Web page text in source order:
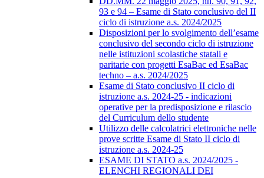
93 e 94 – Esame di Stato conclusivo del II
ciclo di istruzione a.s. 2024/2025
Disposizioni per lo svolgimento dell’esame
conclusivo del secondo ciclo di istruzione
nelle istituzioni scolastiche statali e
paritarie con progetti EsaBac ed EsaBac
techno – a.s. 2024/2025
Esame di Stato conclusivo II ciclo di
istruzione a.s. 2024-25 - indicazioni
operative per la predisposizione e rilascio
del Curriculum dello studente
Utilizzo delle calcolatrici elettroniche nelle
prove scritte Esame di Stato II ciclo di
istruzione a.s. 2024-25
ESAME DI STATO a.s. 2024/2025 -
ELENCHI REGIONALI DEI